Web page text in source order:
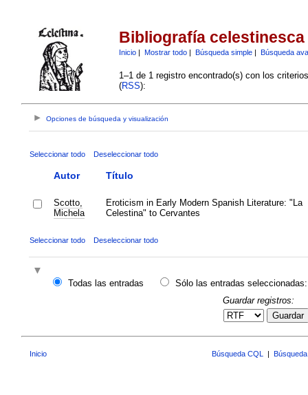
Bibliografía celestinesca
Inicio| Mostrar todo| Búsqueda simple| Búsqueda
1–1 de 1 registro encontrado(s) con los
(RSS):
Opciones de búsqueda y visualización
Seleccionar todo Deseleccionar todo
Autor Título
Scotto,
Michela
Eroticism in Early Modern Spanish Literature: "La
Celestina" to Cervantes
Seleccionar todo Deseleccionar todo
Todas las entradas
Sólo las entradas seleccionadas:
Guardar registros:
Guardar
Inicio Búsqueda CQL